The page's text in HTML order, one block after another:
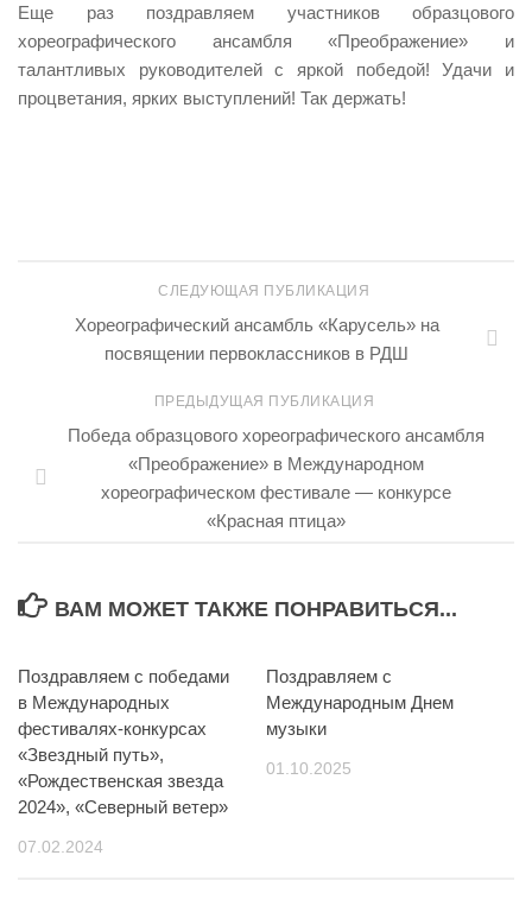
Еще раз поздравляем участников образцового
хореографического ансамбля «Преображение» и
талантливых руководителей с яркой победой! Удачи и
процветания, ярких выступлений! Так держать!
СЛЕДУЮЩАЯ ПУБЛИКАЦИЯ
Хореографический ансамбль «Карусель» на
посвящении первоклассников в РДШ
ПРЕДЫДУЩАЯ ПУБЛИКАЦИЯ
Победа образцового хореографического ансамбля
«Преображение» в Международном
хореографическом фестивале — конкурсе
«Красная птица»
ВАМ МОЖЕТ ТАКЖЕ ПОНРАВИТЬСЯ...
Поздравляем с победами
в Международных
фестивалях-конкурсах
«Звездный путь»,
«Рождественская звезда
2024», «Северный ветер»
07.02.2024
Поздравляем с
Международным Днем
музыки
01.10.2025